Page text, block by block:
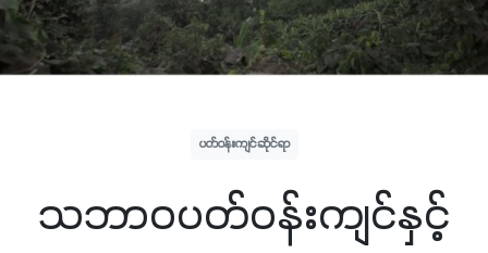
ပတ်ဝန်းကျင်ဆိုင်ရာ
သဘာဝပတ်ဝန်းကျင်နှင့်